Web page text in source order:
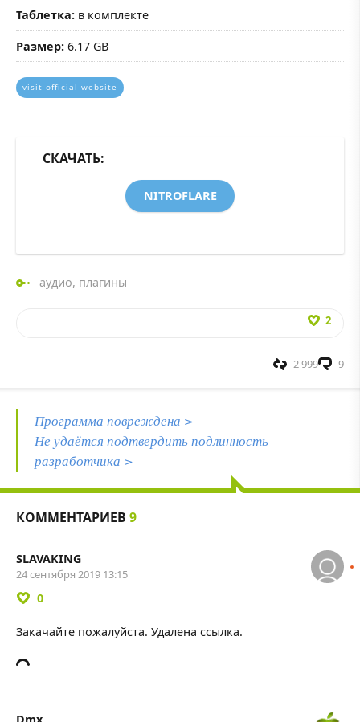
Таблетка: в комплекте
Размер: 6.17 GB
visit official website
СКАЧАТЬ:
NITROFLARE
аудио, плагины
2
9
2 999
Программа повреждена >
Не удаётся подтвердить подлинность
разработчика >
КОММЕНТАРИЕВ 9
SLAVAKING
24 сентября 2019 13:15
0
Закачайте пожалуйста. Удалена ссылка.